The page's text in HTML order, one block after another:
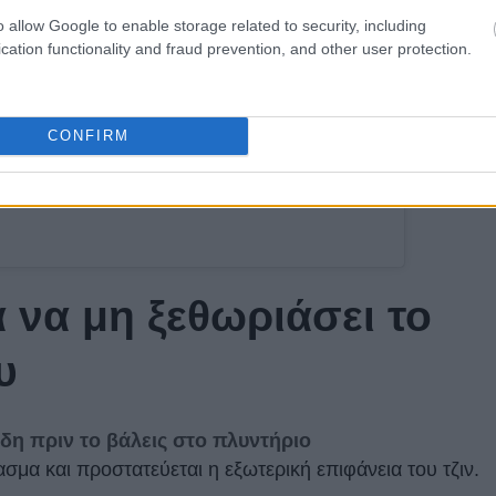
allow Google to enable storage related to security, including
functionality and fraud prevention, and other user protection.
CONFIRM
να μη ξεθωριάσει το
πριν το βάλεις στο πλυντήριο
και προστατεύεται η εξωτερική επιφάνεια του τζιν.